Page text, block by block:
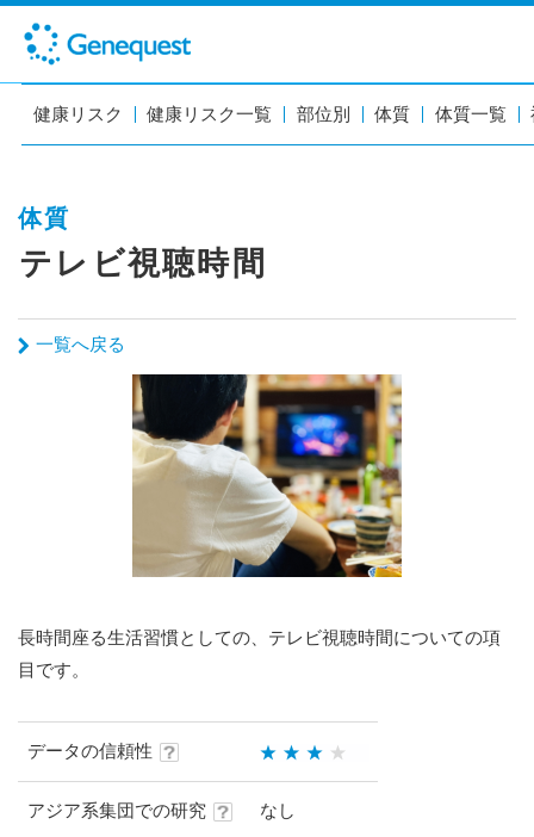
健康リスク 健康リスク一覧 部位別 体質 体質一覧
体質
テレビ視聴時間
一覧へ戻る
長時間座る生活習慣としての、テレビ視聴時間についての項
目です。
データの信頼性
アジア系集団での研究 なし